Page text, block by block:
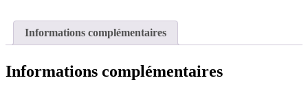
Informations complémentaires
Informations complémentaires